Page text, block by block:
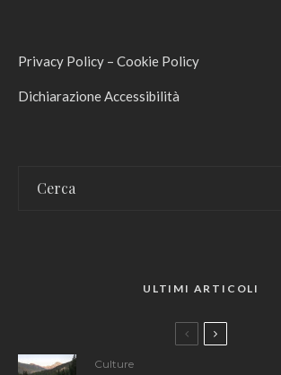
Privacy Policy – Cookie Policy
Dichiarazione Accessibilità
ULTIMI ARTICOLI
Culture